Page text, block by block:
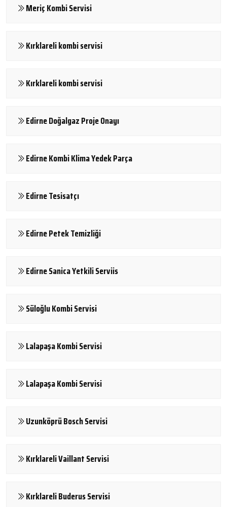
Meriç Kombi Servisi
Kırklareli kombi servisi
Kırklareli kombi servisi
Edirne Doğalgaz Proje Onayı
Edirne Kombi Klima Yedek Parça
Edirne Tesisatçı
Edirne Petek Temizliği
Edirne Sanica Yetkili Serviis
Süloğlu Kombi Servisi
Lalapaşa Kombi Servisi
Lalapaşa Kombi Servisi
Uzunköprü Bosch Servisi
Kırklareli Vaillant Servisi
Kırklareli Buderus Servisi